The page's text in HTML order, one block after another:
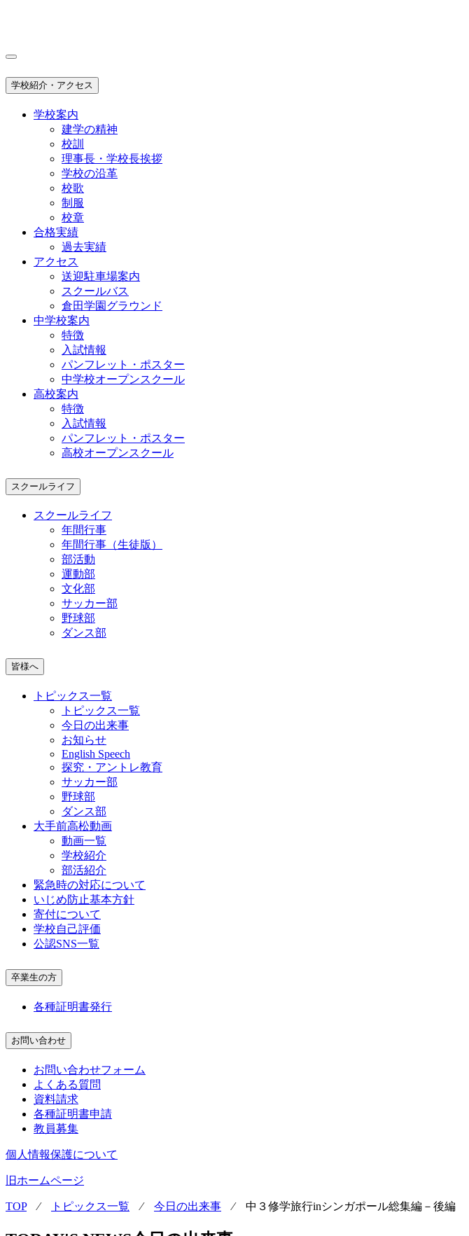
学校紹介・アクセス
学校案内
建学の精神
校訓
理事長・学校長挨拶
学校の沿革
校歌
制服
校章
合格実績
過去実績
アクセス
送迎駐車場案内
スクールバス
倉田学園グラウンド
中学校案内
特徴
入試情報
パンフレット・ポスター
中学校オープンスクール
高校案内
特徴
入試情報
パンフレット・ポスター
高校オープンスクール
スクールライフ
スクールライフ
年間行事
年間行事（生徒版）
部活動
運動部
文化部
サッカー部
野球部
ダンス部
皆様へ
トピックス一覧
トピックス一覧
今日の出来事
お知らせ
English Speech
探究・アントレ教育
サッカー部
野球部
ダンス部
大手前高松動画
動画一覧
学校紹介
部活紹介
緊急時の対応について
いじめ防止基本方針
寄付について
学校自己評価
公認SNS一覧
卒業生の方
各種証明書発行
お問い合わせ
お問い合わせフォーム
よくある質問
資料請求
各種証明書申請
教員募集
個人情報保護について
旧ホームページ
TOP⁄ トピックス一覧 ⁄ 今日の出来事 ⁄ 中３修学旅行inシンガポール総集編－後編